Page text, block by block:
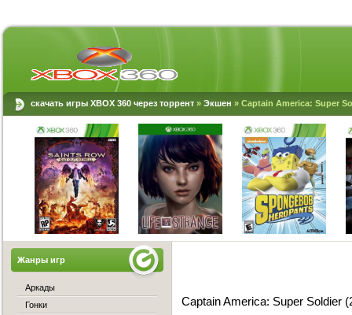
скачать игры XBOX 360 через торрент » Экшен » Captain America: Super
Captain America: Super Soldier
Жанры игр
Аркады
Гонки